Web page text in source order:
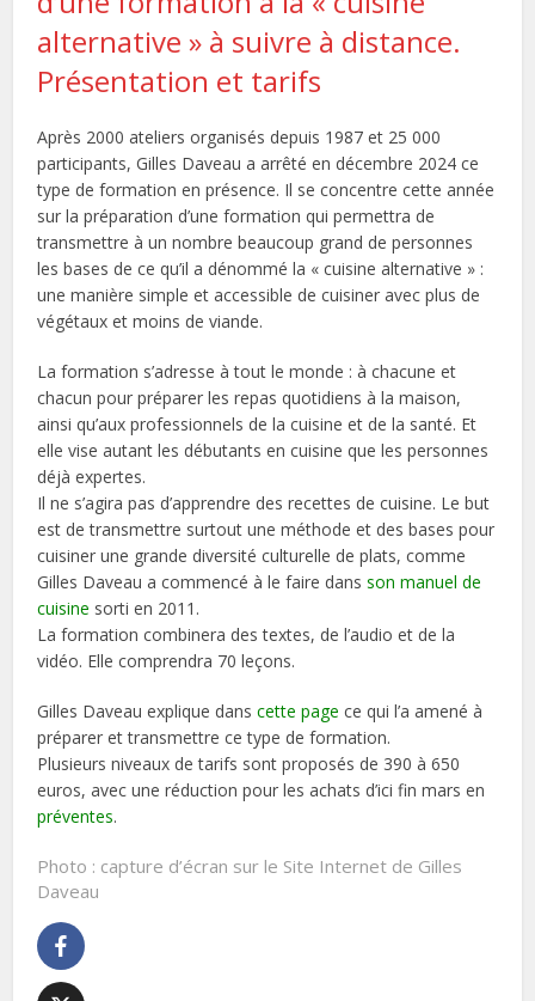
alternative » à suivre à distance.
Présentation et tarifs
Après 2000 ateliers organisés depuis 1987 et 25 000
participants, Gilles Daveau a arrêté en décembre 2024 ce
type de formation en présence. Il se concentre cette année
sur la préparation d’une formation qui permettra de
transmettre à un nombre beaucoup grand de personnes
les bases de ce qu’il a dénommé la « cuisine alternative » :
une manière simple et accessible de cuisiner avec plus de
végétaux et moins de viande.
La formation s’adresse à tout le monde : à chacune et
chacun pour préparer les repas quotidiens à la maison,
ainsi qu’aux professionnels de la cuisine et de la santé. Et
elle vise autant les débutants en cuisine que les personnes
déjà expertes.
Il ne s’agira pas d’apprendre des recettes de cuisine. Le but
est de transmettre surtout une méthode et des bases pour
cuisiner une grande diversité culturelle de plats, comme
Gilles Daveau a commencé à le faire dansson manuel de
cuisine sorti en 2011.
La formation combinera des textes, de l’audio et de la
vidéo. Elle comprendra 70 leçons.
Gilles Daveau explique danscette page ce qui l’a amené à
préparer et transmettre ce type de formation.
Plusieurs niveaux de tarifs sont proposés de 390 à 650
euros, avec une réduction pour les achats d’ici fin mars en
préventes.
Photo : capture d’écran sur le Site Internet de Gilles
Daveau